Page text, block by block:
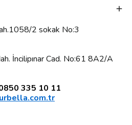
2 sokak No:3
İncilipınar Cad. No:61 8A2/A
335 10 11